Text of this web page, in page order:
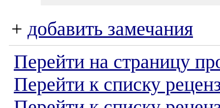
+ добавить замечания
Перейти на страницу
Перейти к списку